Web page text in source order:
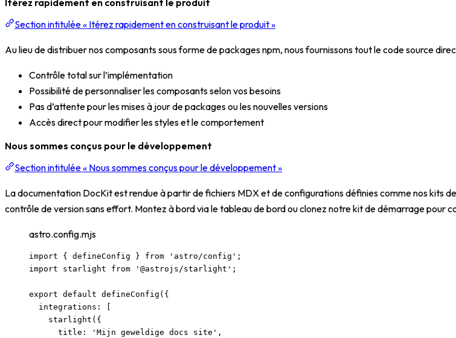
Section intitulée « Itérez rapidement en construisant le produit »
Au lieu de distribuer nos composants sous forme de packages npm, nous fournissons tout le code source
Contrôle total sur l’implémentation
Possibilité de personnaliser les composants selon vos besoins
Pas d’attente pour les mises à jour de packages ou les nouvelles versions
Accès direct pour modifier les styles et le comportement
Nous sommes conçus pour le développement
Section intitulée « Nous sommes conçus pour le développement »
La documentation DocKit est rendue à partir de fichiers MDX et de configurations définies comme nos kits
contrôle de version sans effort. Montez à bord via le tableau de bord ou clonez notre kit de démarrage pour
astro.config.mjs
import { defineConfig } from ' astro/config ' ;
import starlight from ' @astrojs/starlight ' ;
export default defineConfig ({
integrations: [
starlight ({
title:
' Mijn geweldige docs site ' ,